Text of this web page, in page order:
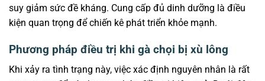
suy giảm sức đề kháng. Cung cấp đủ dinh dưỡng là điều
kiện quan trọng để chiến kê phát triển khỏe mạnh.
Phương pháp điều trị khi gà chọi bị xù lông
Khi xảy ra tình trạng này, việc xác định nguyên nhân là rất